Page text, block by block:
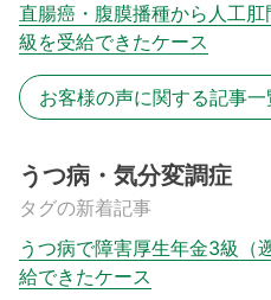
直腸癌・腹膜播種から人工
級を受給できたケース
お客様の声に関する記事一
うつ病・気分変調症
タグの新着記事
うつ病で障害厚生年金3級（
給できたケース